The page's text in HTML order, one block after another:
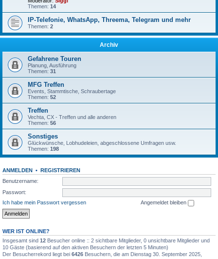
Themen: 14
IP-Telefonie, WhatsApp, Threema, Telegram und mehr
Themen: 2
Archiv
Gefahrene Touren
Planung, Ausführung
Themen: 31
MFG Treffen
Events, Stammtische, Schraubertage
Themen: 52
Treffen
Vechta, CX - Treffen und alle anderen
Themen: 56
Sonstiges
Glückwünsche, Lobhudeleien, abgeschlossene Umfragen usw.
Themen: 198
ANMELDEN • REGISTRIEREN
Benutzername:
Passwort:
Ich habe mein Passwort vergessen
Angemeldet bleiben
WER IST ONLINE?
Insgesamt sind 12 Besucher online :: 2 sichtbare Mitglieder, 0 unsichtbare Mitglieder und
10 Gäste (basierend auf den aktiven Besuchern der letzten 5 Minuten)
Der Besucherrekord liegt bei 6426 Besuchern, die am Dienstag 30. September 2025,